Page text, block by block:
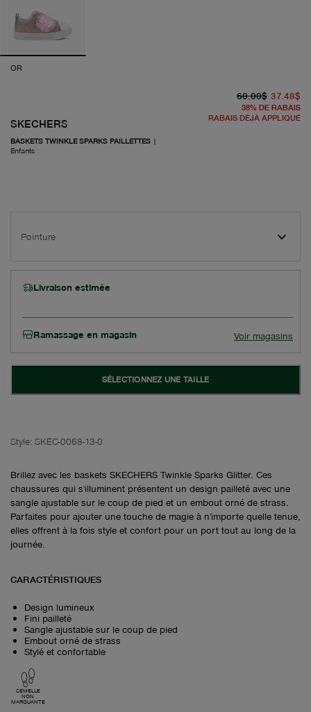
OR
SKECHERS
BASKETS TWINKLE SPARKS PAILLETTES |
Enfants
60.00$ 37.48$
38% DE RABAIS
RABAIS DÉJÀ APPLIQUÉ
Pointure
Livraison estimée
Ramassage en magasin Voir magasins
SÉLECTIONNEZ UNE TAILLE
Style: SKEC-0068-13-0
Brillez avec les baskets SKECHERS Twinkle Sparks Glitter. Ces
chaussures qui s'illuminent présentent un design pailleté avec une
sangle ajustable sur le coup de pied et un embout orné de strass.
Parfaites pour ajouter une touche de magie à n'importe quelle tenue,
elles offrent à la fois style et confort pour un port tout au long de la
journée.
CARACTÉRISTIQUES
Design lumineux
Fini pailleté
Sangle ajustable sur le coup de pied
Embout orné de strass
Stylé et confortable
SEMELLE
NON
MARQUANTE